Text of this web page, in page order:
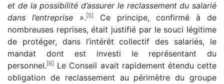
et de la possibilité d’assurer le reclassement du salarié
dans l’entreprise ».[5]
Ce principe, confirmé à de
nombreuses reprises, était justifié par le souci légitime
de protéger, dans l’intérêt collectif des salariés, le
mandat dont est investi le représentant du
personnel.[6] Le Conseil avait rapidement étendu cette
obligation de reclassement au périmètre du groupe